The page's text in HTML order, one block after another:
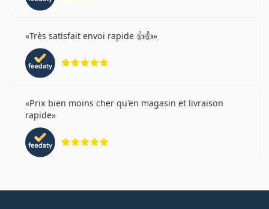
Très satisfait envoi rapide 👍👍
Prix bien moins cher qu'en magasin et livraison
rapide